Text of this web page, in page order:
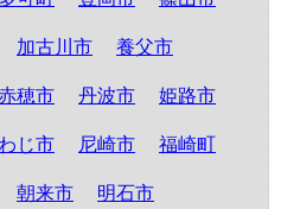
加古川市 養父市
穂市 丹波市 姫路市
じ市 尼崎市 福崎町
朝来市 明石市